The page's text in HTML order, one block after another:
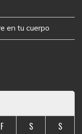
en tu cuerpo
F S S